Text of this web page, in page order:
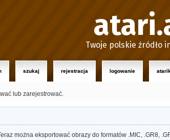
Twoje polskie źródło
szukaj rejestracja logowanie
lub zarejestrować.
można eksportować obrazy do formatów .MIC, .GR8,